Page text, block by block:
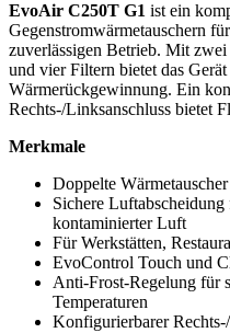
EvoAir C250T G1 ist ein
Gegenstromwärmetauschern
zuverlässigen Betrieb. Mit
und vier Filtern bietet das
Wärmerückgewinnung. Ein
Rechts-/Linksanschluss bietet
Merkmale
Doppelte Wärmetauscher
Sichere
kontaminierter Luft
Für Werkstätten,
EvoControl Touch und
Anti-Frost-Regelung für
Temperaturen
Konfigurierbarer